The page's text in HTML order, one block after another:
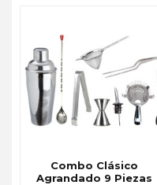
Combo Clásico
Agrandado 9 Piezas